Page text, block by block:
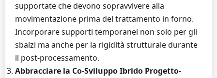
supportate che devono sopravvivere alla
movimentazione prima del trattamento in forno.
Incorporare supporti temporanei non solo per gli
sbalzi ma anche per la rigidità strutturale durante
il post-processamento.
Abbracciare la Co-Sviluppo Ibrido Progetto-